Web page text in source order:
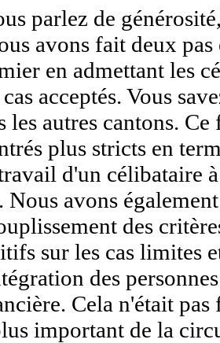
parlez de
avons fait deux
en admettant les
cas acceptés. Vous
les autres cantons.
plus stricts en
d'un célibataire
Nous avons
des
sur les cas limites
des
Cela n'était
important de la